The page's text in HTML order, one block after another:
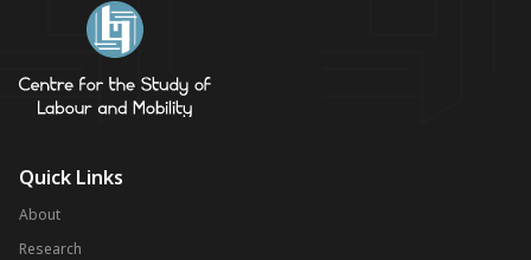
Quick Links
About
Research